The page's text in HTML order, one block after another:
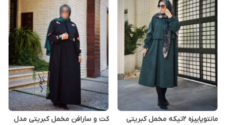
مانتوپاییزه 2تیکه مخمل کبریتی
کت و سارافن مخمل کبریتی مدل